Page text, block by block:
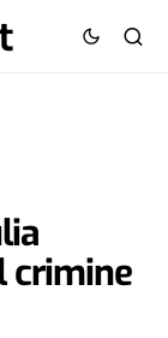
crimine